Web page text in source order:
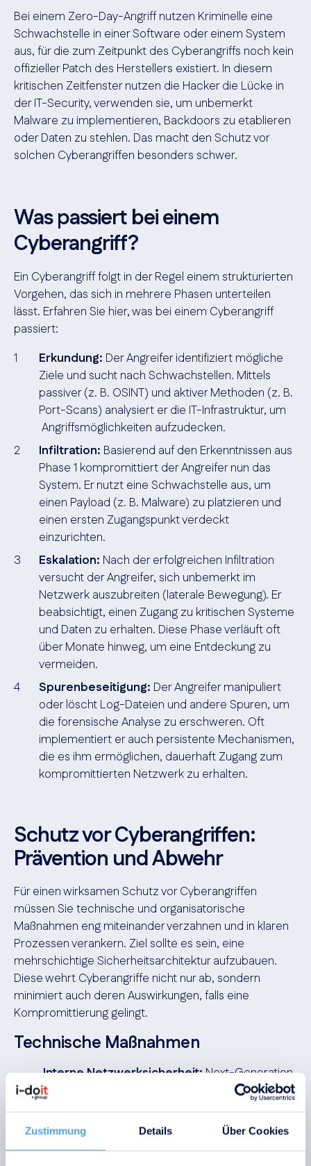
Zustimmung Details Über Cookies
Bei einem Zero-Day-Angriff nutzen Kriminelle eine
Schwachstelle in einer Software oder einem System
aus, für die zum Zeitpunkt des Cyberangriffs noch kein
offizieller Patch des Herstellers existiert. In diesem
kritischen Zeitfenster nutzen die Hacker die Lücke in
der IT-Security, verwenden sie, um unbemerkt
Malware zu implementieren, Backdoors zu etablieren
oder Daten zu stehlen. Das macht den Schutz vor
solchen Cyberangriffen besonders schwer.
Was passiert bei einem
Cyberangriff?
Ein Cyberangriff folgt in der Regel einem strukturierten
Vorgehen, das sich in mehrere Phasen unterteilen
lässt. Erfahren Sie hier, was bei einem Cyberangriff
passiert:
Erkundung: Der Angreifer identifiziert mögliche
Ziele und sucht nach Schwachstellen. Mittels
passiver (z. B. OSINT) und aktiver Methoden (z. B.
Port-Scans) analysiert er die IT-Infrastruktur, um
Angriffsmöglichkeiten aufzudecken.
Infiltration: Basierend auf den Erkenntnissen aus
Phase 1 kompromittiert der Angreifer nun das
System. Er nutzt eine Schwachstelle aus, um
einen Payload (z. B. Malware) zu platzieren und
einen ersten Zugangspunkt verdeckt
einzurichten.
Eskalation: Nach der erfolgreichen Infiltration
versucht der Angreifer, sich unbemerkt im
Netzwerk auszubreiten (laterale Bewegung). Er
beabsichtigt, einen Zugang zu kritischen Systeme
und Daten zu erhalten. Diese Phase verläuft oft
über Monate hinweg, um eine Entdeckung zu
vermeiden.
Spurenbeseitigung: Der Angreifer manipuliert
oder löscht Log-Dateien und andere Spuren, um
die forensische Analyse zu erschweren. Oft
implementiert er auch persistente Mechanismen,
die es ihm ermöglichen, dauerhaft Zugang zum
kompromittierten Netzwerk zu erhalten.
Schutz vor Cyberangriffen:
Prävention und Abwehr
Für einen wirksamen Schutz vor Cyberangriffen
müssen Sie technische und organisatorische
Maßnahmen eng miteinander verzahnen und in klaren
Prozessen verankern. Ziel sollte es sein, eine
mehrschichtige Sicherheitsarchitektur aufzubauen.
Diese wehrt Cyberangriffe nicht nur ab, sondern
minimiert auch deren Auswirkungen, falls eine
Kompromittierung gelingt.
Technische Maßnahmen
Interne Netzwerksicherheit:Next-Generation
Firewalls und Intrusion Detection and Prevention
analysieren den Datenverkehr auf Signaturen und
anomales Verhalten, um Angriffsversuche in